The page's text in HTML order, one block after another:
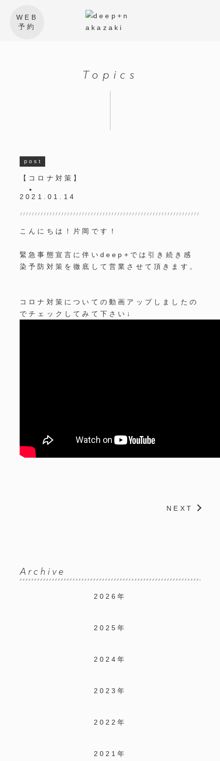
WEB
予約
Topics
post
【コロナ対策】
2021.01.14
こんにちは！片岡です！
緊急事態宣言に伴いdeep+では引き続き感
染予防対策を徹底して営業させて頂きます。
コロナ対策についての動画アップしましたの
でチェックしてみて下さい↓
NEXT
Archive
2026年
2025年
2024年
2023年
2022年
2021年